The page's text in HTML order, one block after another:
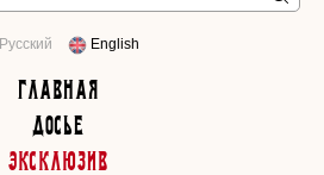
Русский English
Главная
Досье
Эксклюзив